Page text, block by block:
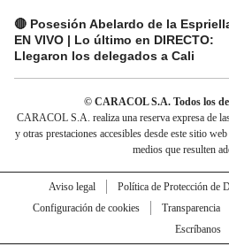
🔴 Posesión Abelardo de la
EN VIVO | Lo último en DIRECTO:
Llegaron los delegados a Cali
© CARACOL S.A. Todos los
CARACOL S.A. realiza una reserva expresa de
y otras prestaciones accesibles desde este sitio
medios que resulten
Aviso legal Política de Protección de
Configuración de cookies
Transparencia
Escríbanos